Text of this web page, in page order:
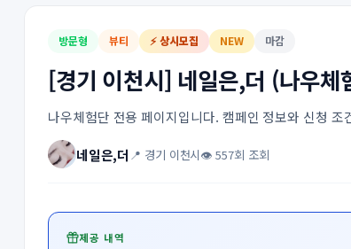
방문형 뷰티 ⚡ 상시모집 NEW 마감
[경기 이천시] 네일은,더 (나우체
나우체험단 전용 페이지입니다. 캠페인 정보와 신청 조
네일은,더 📍 경기 이천시👁 557회 조회
제공 내역